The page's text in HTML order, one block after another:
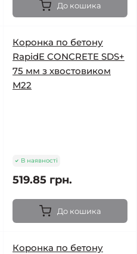
До кошика
Коронка по бетону
RapidE CONCRETE SDS+
75 мм з хвостовиком
М22
В наявності
519.85 грн.
До кошика
Коронка по бетону